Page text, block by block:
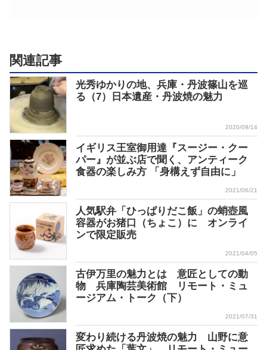
関連記事
光秀ゆかりの地、兵庫・丹波篠⼭を巡
る（7）日本遺産・丹波焼の魅力
2020/09/14
イギリス王室御用達『スージー・クー
パー』が並ぶ店で聞く、アンティーク
食器の楽しみ方 「身構えず自由に」
2021/06/21
人気駅弁「ひっぱりだこ飯」の蛸壺風
容器がお猪口（ちょこ）に オンライ
ンで限定販売
2021/04/05
古伊万里の魅力とは 意匠としての動
物 兵庫陶芸美術館 リモート・ミュ
ージアム・トーク（下）
2021/07/31
変わり続ける丹波焼の魅力 山野に意